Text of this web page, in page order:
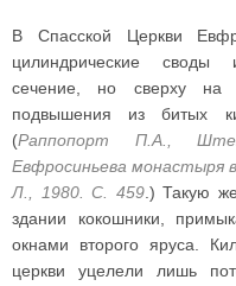
В Спасской Церкви
цилиндрические своды
сечение, но сверху на
подвышения из битых
(Раппопорт П.А.,
Евфросиньева монастыря
Л., 1980. С. 459.) Такую
здании кокошники,
окнами второго яруса.
церкви уцелели лишь